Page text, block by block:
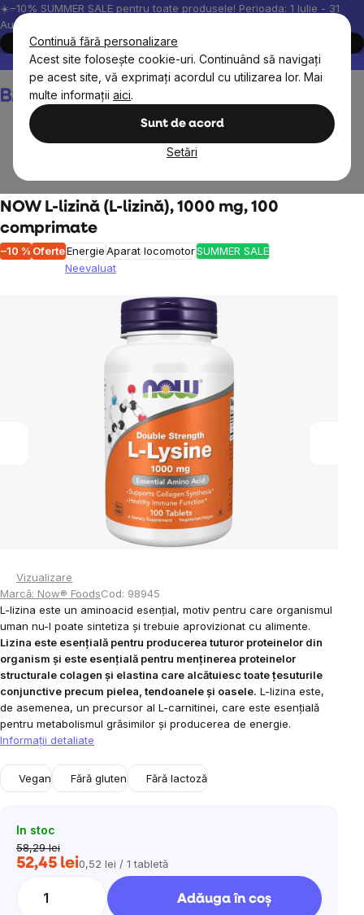
Continuă fără personalizare
Acest site folosește cookie-uri. Continuând să navigați
pe acest site, vă exprimați acordul cu utilizarea lor. Mai
multe informații aici.
Sunt de acord
Setări
Treci
la
conținut
☀️−10% SUMMER SALE pentru toate produsele! Perioada: 1 Iulie - 31
August, 2026.
Cumpără acum
Peste 200.000 de recenzii verificate
Produsele noastre sunt
Coş
de
NOW L-lizină (L-lizină), 1000 mg, 100
comprimate
–10 % OferteEnergieAparat locomotorSUMMER SALE
Neevaluat
Vizualizare
Marcă: Now® FoodsCod: 98945
L-lizina este un aminoacid esențial, motiv pentru care organismul
uman nu-l poate sintetiza și trebuie aprovizionat cu alimente.
Lizina este esențială pentru producerea tuturor proteinelor din
organism și este esențială pentru menținerea proteinelor
structurale colagen și elastina care alcătuiesc toate țesuturile
conjunctive precum pielea, tendoanele și oasele. L-lizina este,
de asemenea, un precursor al L-carnitinei, care este esențială
pentru metabolismul grăsimilor și producerea de energie.
Informaţii detaliate
Vegan Fără gluten Fără lactoză
In stoc
58,29 lei
52,45 leiEvaluare
0,52 lei / 1 tabletă
Adăuga în coş